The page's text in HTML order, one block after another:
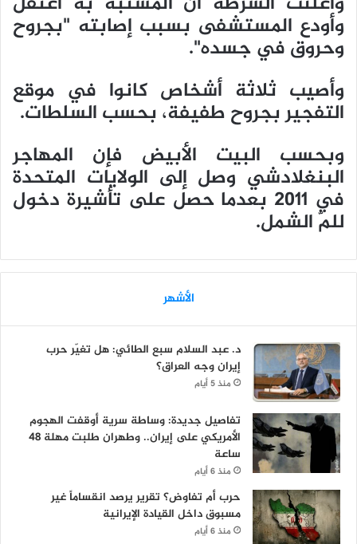
وأودع المستشفى بسبب إصابته "بجروح
وحروق في جسده".
وأصيب ثلاثة أشخاص كانوا في موقع
التفجير بجروح طفيفة، بحسب السلطات.
وبحسب البيت الأبيض فإن المهاجر
البنغلادشي وصل إلى الولايات المتحدة
في 2011 بعدما حصل على تأشيرة دخول
للمّ الشمل.
الأشهر
د. عبد السلام سبع الطائي: هل تغيّر حرب
إيران وجه العراق؟
منذ 5 أيام
تفاصيل جديدة: وساطة سرية أوقفت الهجوم
الأمريكي على إيران.. وطهران طلبت مهلة 48
ساعة
منذ 6 أيام
حرب أم تفاوض؟ تقرير يرصد انقساماً غير
مسبوق داخل القيادة الإيرانية
منذ 6 أيام